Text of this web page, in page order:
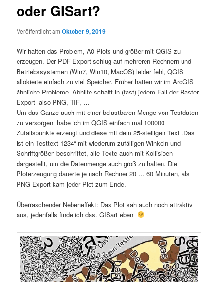
oder GISart?
Veröffentlicht amOktober 9, 2019
Wir hatten das Problem, A0-Plots und größer mit QGIS zu
erzeugen. Der PDF-Export schlug auf mehreren Rechnern und
Betriebssystemen (Win7, Win10, MacOS) leider fehl, QGIS
allokierte einfach zu viel Speicher. Früher hatten wir im ArcGIS
ähnliche Probleme. Abhilfe schafft in (fast) jedem Fall der Raster-
Export, also PNG, TIF, …
Um das Ganze auch mit einer belastbaren Menge von Testdaten
zu versorgen, habe ich im QGIS einfach mal 100000
Zufallspunkte erzeugt und diese mit dem 25-stelligen Text „Das
ist ein Testtext 1234“ mit wiederum zufälligen Winkeln und
Schriftgrößen beschriftet, alle Texte auch mit Kollisioen
dargestellt, um die Datenmenge auch groß zu halten. Die
Ploterzeugung dauerte je nach Rechner 20 … 60 Minuten, als
PNG-Export kam jeder Plot zum Ende.
Überraschender Nebeneffekt: Das Plot sah auch noch attraktiv
aus, jedenfalls finde ich das. GISart eben